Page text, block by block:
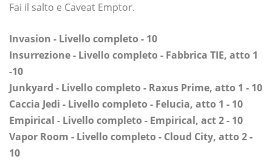
Fai il salto e Caveat Emptor.
Invasion - Livello completo - 10
Insurrezione - Livello completo - Fabbrica TIE, atto 1
-10
Junkyard - Livello completo - Raxus Prime, atto 1 - 10
Caccia Jedi - Livello completo - Felucia, atto 1 - 10
Empirical - Livello completo - Empirical, act 2 - 10
Vapor Room - Livello completo - Cloud City, atto 2 -
10